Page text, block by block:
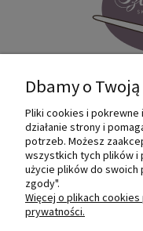
Internetowy
małych i
Dbamy o
Pliki cookies i pokrewne
działanie strony i
potrzeb. Możesz
wszystkich tych plików i
użycie plików do
zgody".
Więcej o plikach
prywatności.